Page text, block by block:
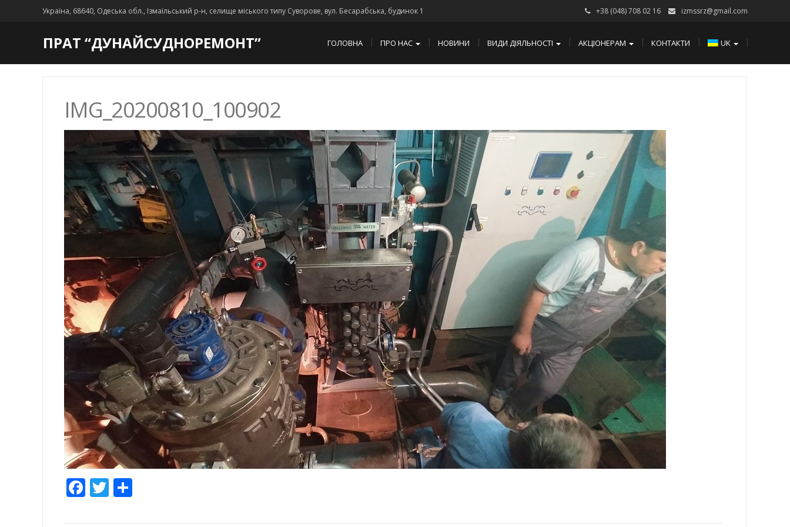
Україна, 68640, Одеська обл., Ізмаїльський р-н, селище міського типу Суворове, вул. Бесарабська, будинок 1 +38 (048) 708 02 16 izmssrz@gmail.com
ПРАТ “ДУНАЙСУДНОРЕМОНТ” ГОЛОВНА ПРО НАС НОВИНИ ВИДИ ДІЯЛЬНОСТІ АКЦІОНЕРАМ КОНТАКТИ UK
IMG_20200810_100902
Facebook
Twitter
Share